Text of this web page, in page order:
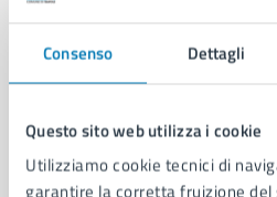
Consenso Dettagli
Questo sito web utilizza i cookie
Utilizziamo cookie tecnici di
garantire la corretta fruizione
AMMINISTRAZIONE